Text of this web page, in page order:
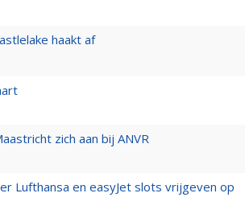
haakt af
zich aan bij ANVR
Lufthansa en easyJet slots vrijgeven op